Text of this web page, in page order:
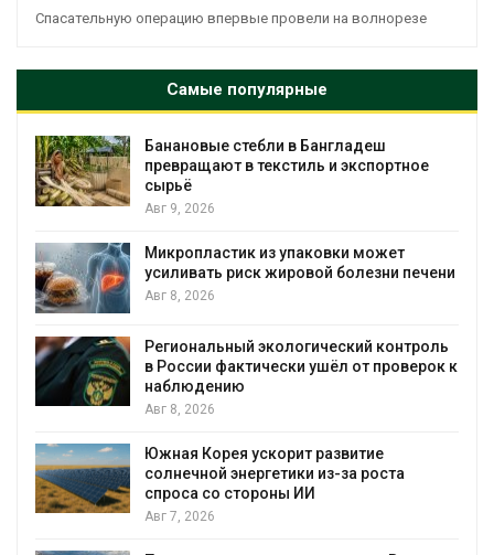
Спасательную операцию впервые провели на волнорезе
Самые популярные
Банановые стебли в Бангладеш
превращают в текстиль и экспортное
сырьё
Авг 9, 2026
Микропластик из упаковки может
усиливать риск жировой болезни печени
Авг 8, 2026
Региональный экологический контроль
в России фактически ушёл от проверок к
наблюдению
Авг 8, 2026
Южная Корея ускорит развитие
солнечной энергетики из-за роста
спроса со стороны ИИ
Авг 7, 2026